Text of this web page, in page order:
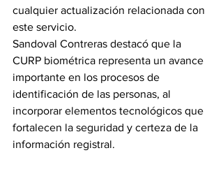
cualquier actualización relacionada con
este servicio.
Sandoval Contreras destacó que la
CURP biométrica representa un avance
importante en los procesos de
identificación de las personas, al
incorporar elementos tecnológicos que
fortalecen la seguridad y certeza de la
información registral.